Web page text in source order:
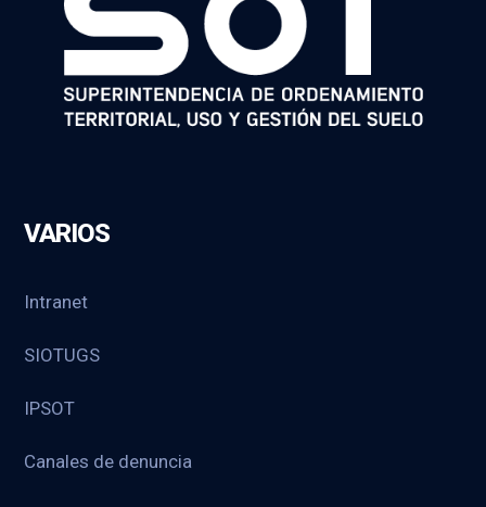
VARIOS
Intranet
SIOTUGS
IPSOT
Canales de denuncia